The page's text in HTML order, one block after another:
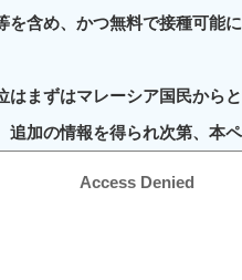
を含め、かつ無料で接種可能
はまずはマレーシア国民から
追加の情報を得られ次第、本
Access Denied